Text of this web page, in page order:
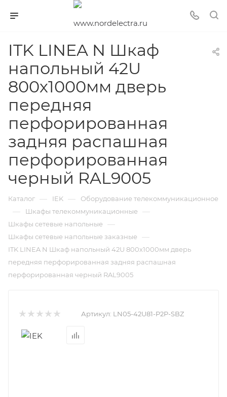
ITK LINEA N Шкаф
напольный 42U
800х1000мм дверь
передняя
перфорированная
задняя распашная
перфорированная
черный RAL9005
Каталог — IEK — Оборудование телекоммуникационное
— Шкафы телекоммуникационные —
Шкафы сетевые напольные —
Шкафы сетевые напольные заказные —
ITK LINEA N Шкаф напольный 42U 800х1000мм дверь
передняя перфорированная задняя распашная
перфорированная черный RAL9005
Артикул: LN05-42U81-P2P-SBZ